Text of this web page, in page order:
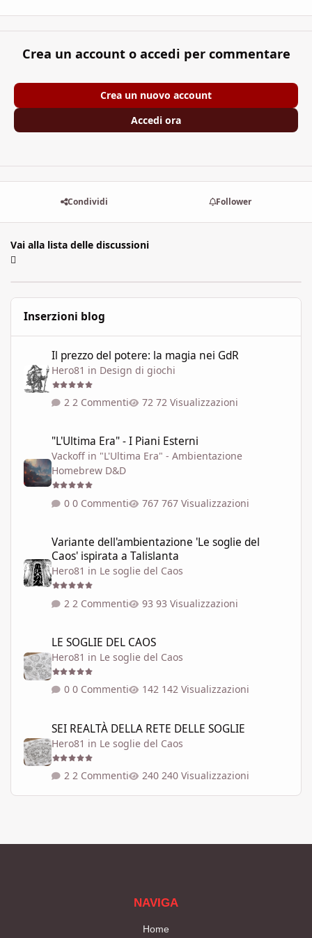
Crea un account o accedi per commentare
Crea un nuovo account
Accedi ora
Condividi Follower
Vai alla lista delle discussioni
Inserzioni blog
Il prezzo del potere: la magia nei GdR
Hero81 in Design di giochi
2 Commenti 72 Visualizzazioni
"L'Ultima Era" - I Piani Esterni
Vackoff in "L'Ultima Era" - Ambientazione
Homebrew D&D
0 Commenti 767 Visualizzazioni
Variante dell'ambientazione 'Le soglie del
Caos' ispirata a Talislanta
Hero81 in Le soglie del Caos
2 Commenti 93 Visualizzazioni
LE SOGLIE DEL CAOS
Hero81 in Le soglie del Caos
0 Commenti 142 Visualizzazioni
SEI REALTÀ DELLA RETE DELLE SOGLIE
Hero81 in Le soglie del Caos
2 Commenti 240 Visualizzazioni
NAVIGA
Home